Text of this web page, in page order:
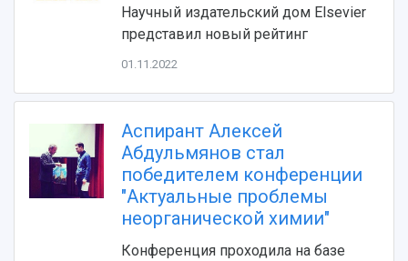
3D-тур по университету
Музеи
Центр истории авиационных двигателей
Ботанический сад
Умный дом бабочек
Международный межвузовский кампус
Противодействие COVID-19
Журналы Самарского университета
Научные конференции
Отчеты о проведенных конференциях
Научный издательский дом Elsevier
представил новый рейтинг
01.11.2022
Аспирант Алексей
Абдульмянов стал
победителем конференции
"Актуальные проблемы
неорганической химии"
Конференция проходила на базе